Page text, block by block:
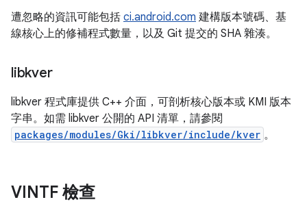
遭忽略的資訊可能包括 ci.android.com 建構版本號碼、基
線核心上的修補程式數量，以及 Git 提交的 SHA 雜湊。
libkver
libkver 程式庫提供 C++ 介面，可剖析核心版本或 KMI 版本
字串。如需 libkver 公開的 API 清單，請參閱
packages/modules/Gki/libkver/include/kver 。
VINTF 檢查